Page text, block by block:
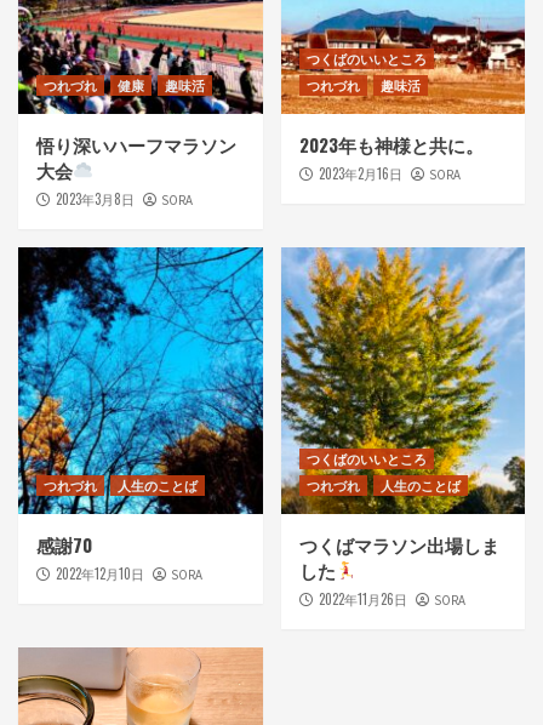
つれづれ 健康 趣味活
悟り深いハーフマラソン
大会
2023年3月8日 SORA
つくばのいいところ
つれづれ
趣味活
2023年も神様と共に。
2023年2月16日 SORA
つれづれ 人生のことば
感謝70
2022年12月10日 SORA
つくばのいいところ
つれづれ
人生のことば
つくばマラソン出場しま
した
2022年11月26日 SORA